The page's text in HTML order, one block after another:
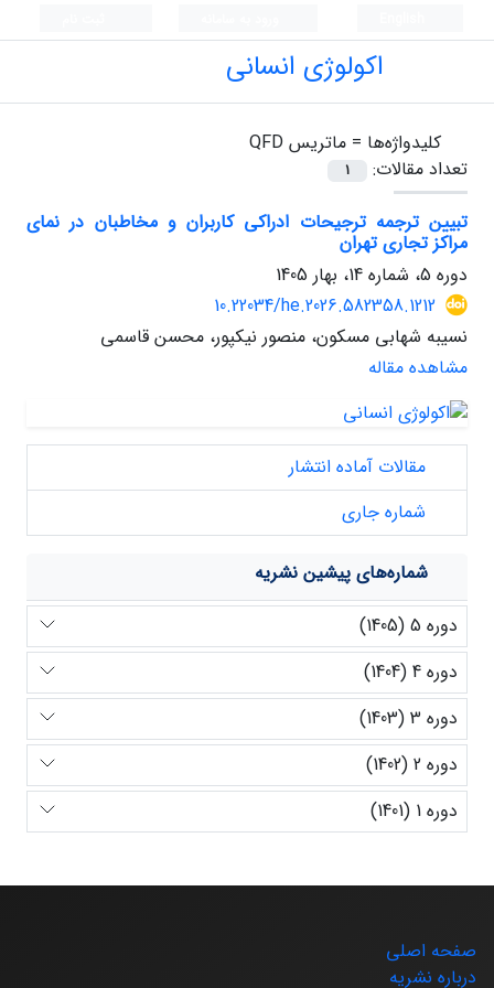
اکولوژی انسانی
کلیدواژه‌ها = ماتریس QFD
تعداد مقالات:
1
تبیین ترجمه ترجیحات ادراکی کاربران و مخاطبان در نمای
مراکز تجاری تهران
دوره 5، شماره 14، بهار 1405
10.22034/he.2026.582358.1212
نسیبه شهابی مسکون، منصور نیکپور، محسن قاسمی
مشاهده مقاله
مقالات آماده انتشار
شماره جاری
شماره‌های پیشین نشریه
دوره 5 (1405)
دوره 4 (1404)
دوره 3 (1403)
دوره 2 (1402)
دوره 1 (1401)
صفحه اصلی
درباره نشریه